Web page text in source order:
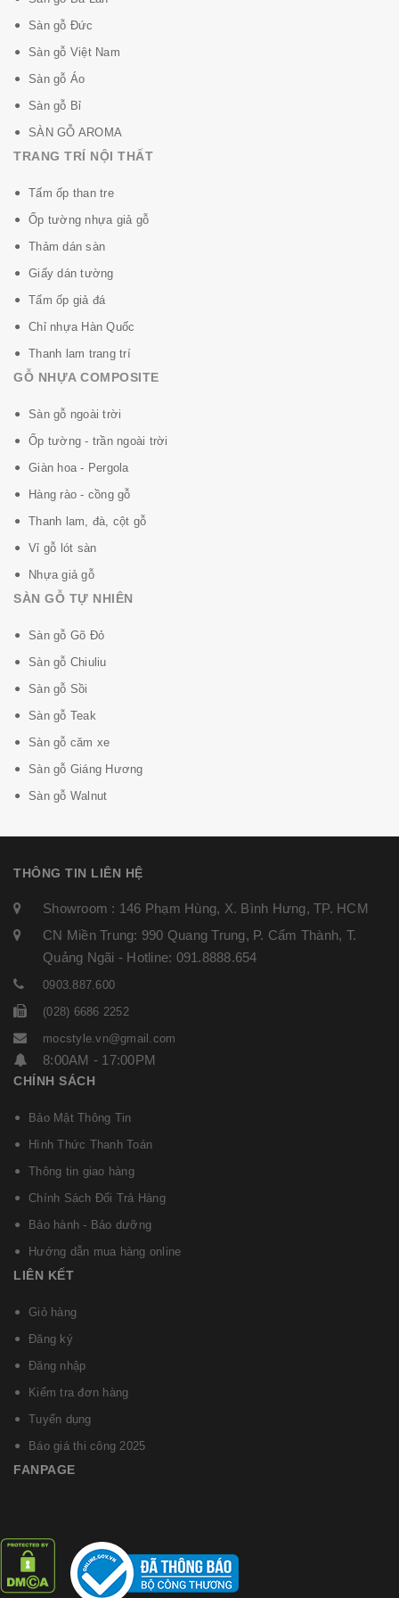
- Dễ dàng lắp đặt.
- Chống ẩm, chống mối mọt, chịu mài mòn cao.
400 Ordnance, Bangna, Bangna, Bangkok 10260
Tel +66 091-471-7777 / 091-472-7777
www.leowood.com
-------------------------------------
สำนักงานใหญ่
บริษัท ลีโอวูด อินเตอร์เทรด จำกัด
400 สรรพาวุธ แขวงบางนา เขตบางนา กทม. 10260
โทร 091-471-7777 / 091-472-7777
แฟ็กซ์ 0-2399-3961-4
Sàn gỗ Đức
Sàn gỗ Việt Nam
Sàn gỗ Áo
Sàn gỗ Bỉ
SÀN GỖ AROMA
TRANG TRÍ NỘI THẤT
Tấm ốp than tre
Ốp tường nhựa giả gỗ
Thảm dán sàn
Giấy dán tường
Tấm ốp giả đá
Chỉ nhựa Hàn Quốc
Thanh lam trang trí
GỖ NHỰA COMPOSITE
Sàn gỗ ngoài trời
Ốp tường - trần ngoài trời
Giàn hoa - Pergola
Hàng rào - cồng gỗ
Thanh lam, đà, cột gỗ
Vỉ gỗ lót sàn
Nhựa giả gỗ
SÀN GỖ TỰ NHIÊN
Sàn gỗ Gõ Đỏ
Sàn gỗ Chiuliu
Sàn gỗ Sồi
Sàn gỗ Teak
Sàn gỗ căm xe
Sàn gỗ Giáng Hương
Sàn gỗ Walnut
THÔNG TIN LIÊN HỆ
Showroom : 146 Phạm Hùng, X. Bình Hưng, TP. HCM
CN Miền Trung: 990 Quang Trung, P. Cẩm Thành, T.
Quảng Ngãi - Hotline: 091.8888.654
0903.887.600
(028) 6686 2252
mocstyle.vn@gmail.com
8:00AM - 17:00PM
CHÍNH SÁCH
Bảo Mật Thông Tin
Hình Thức Thanh Toán
Thông tin giao hàng
Chính Sách Đổi Trả Hàng
Bảo hành - Bảo dưỡng
Hướng dẫn mua hàng online
LIÊN KẾT
Giỏ hàng
Đăng ký
Đăng nhập
Kiểm tra đơn hàng
Tuyển dụng
Báo giá thi công 2025
FANPAGE